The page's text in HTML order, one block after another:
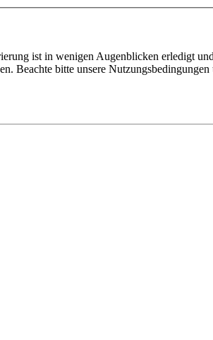
ist in wenigen Augenblicken erledigt
Beachte bitte unsere